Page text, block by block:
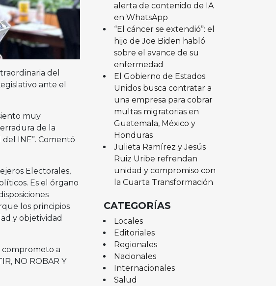
del
ante el
muy
de la
INE”. Comentó
Electorales,
Es el órgano
los principios
y objetividad
comprometo a
NO ROBAR Y
alerta de contenido de IA
en WhatsApp
“El cáncer se extendió”: el
hijo de Joe Biden habló
sobre el avance de su
enfermedad
El Gobierno de Estados
Unidos busca contratar a
una empresa para cobrar
multas migratorias en
Guatemala, México y
Honduras
Julieta Ramírez y Jesús
Ruiz Uribe refrendan
unidad y compromiso con
la Cuarta Transformación
CATEGORÍAS
Locales
Editoriales
Regionales
Nacionales
Internacionales
Salud